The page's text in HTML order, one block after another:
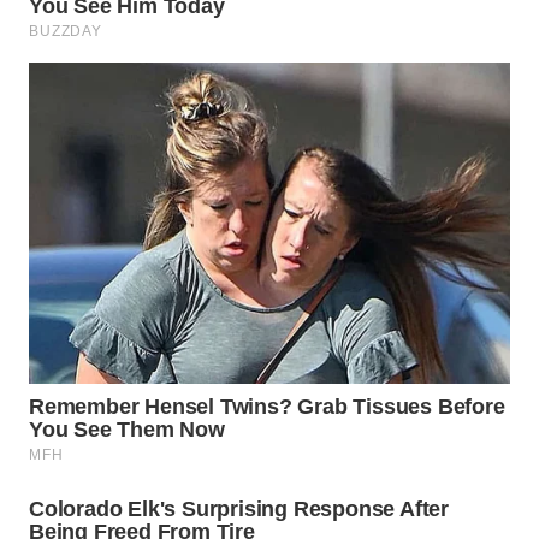
WN
NATUNA
WN
BINTAN
WN
MANDALIKA
WN
LIKUPANG
WN